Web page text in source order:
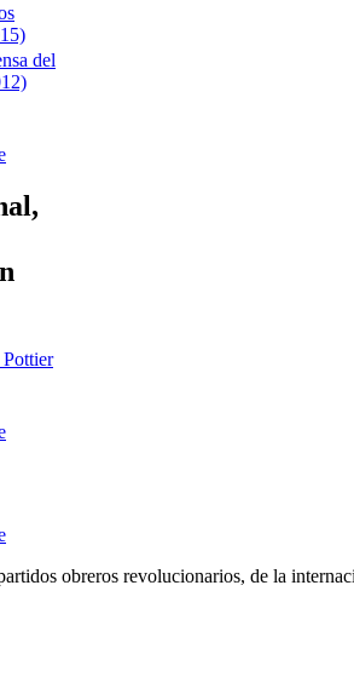
del
obreros revolucionarios, de la